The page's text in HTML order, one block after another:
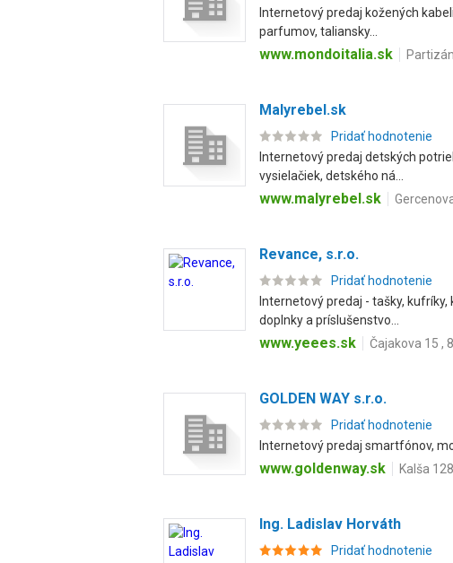
Internetový predaj kožených
parfumov, taliansky...
www.mondoitalia.sk
Malyrebel.sk
Pridať hodnotenie
Internetový predaj detských
vysielačiek, detského ná...
www.malyrebel.sk
Revance, s.r.o.
Pridať hodnotenie
Internetový predaj - tašky,
doplnky a príslušenstvo...
www.yeees.sk Čajakova 15 ,
GOLDEN WAY s.r.o.
Pridať hodnotenie
Internetový predaj smartfónov,
www.goldenway.sk Kalša
Ing. Ladislav Horváth
Pridať hodnotenie